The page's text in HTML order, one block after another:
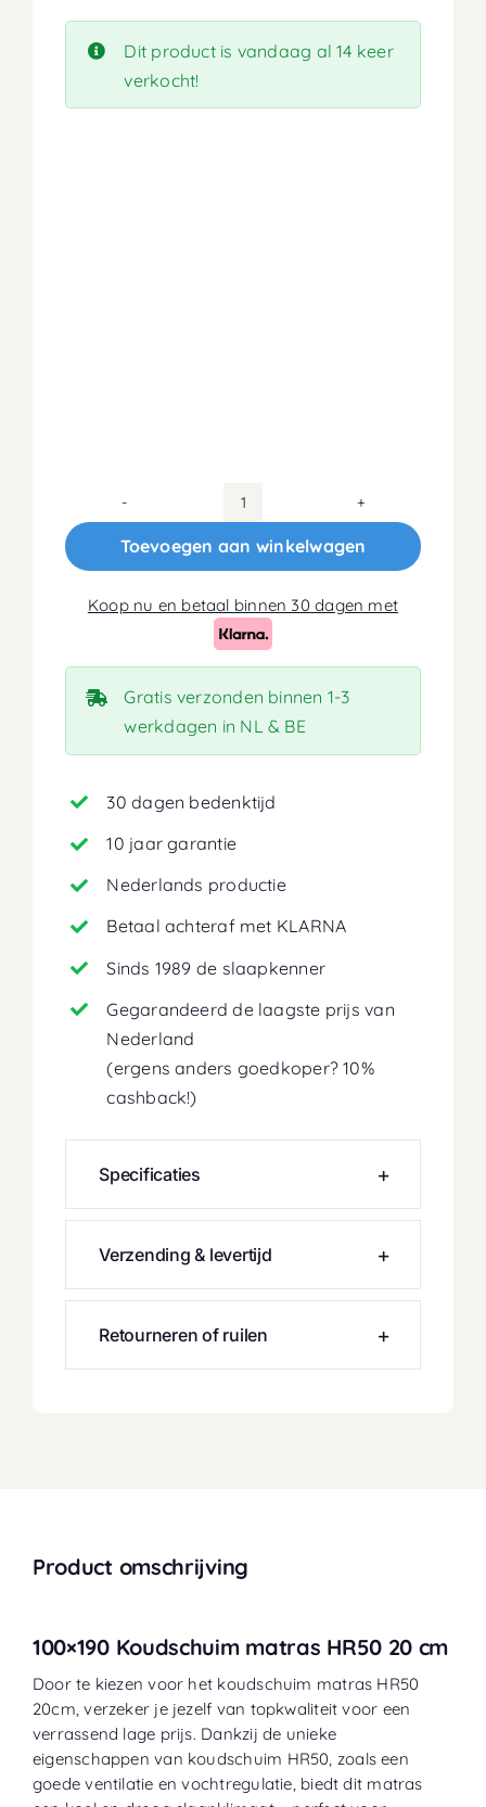
Dit product is vandaag al 14 keer
verkocht!
100x190
Koudschuim
20cm
aantal
Toevoegen aan winkelwagen
Koop nu en betaal binnen 30 dagen met
Gratis verzonden binnen 1-3
werkdagen in NL & BE
30 dagen bedenktijd
10 jaar garantie
Nederlands productie
Betaal achteraf met KLARNA
Sinds 1989 de slaapkenner
Gegarandeerd de laagste prijs van
Nederland
(ergens anders goedkoper? 10%
cashback!)
Specificaties
Verzending & levertijd
Retourneren of ruilen
Product omschrijving
100×190 Koudschuim matras HR50 20 cm
Door te kiezen voor het koudschuim matras HR50
20cm, verzeker je jezelf van topkwaliteit voor een
verrassend lage prijs. Dankzij de unieke
eigenschappen van koudschuim HR50, zoals een
goede ventilatie en vochtregulatie, biedt dit matras